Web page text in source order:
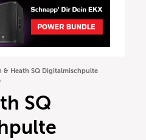
& Heath SQ Digitalmischpulte
SQ